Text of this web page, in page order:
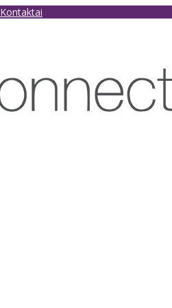
Kontaktai